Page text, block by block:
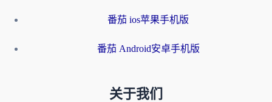
番茄 ios苹果手机版
番茄 Android安卓手机版
关于我们